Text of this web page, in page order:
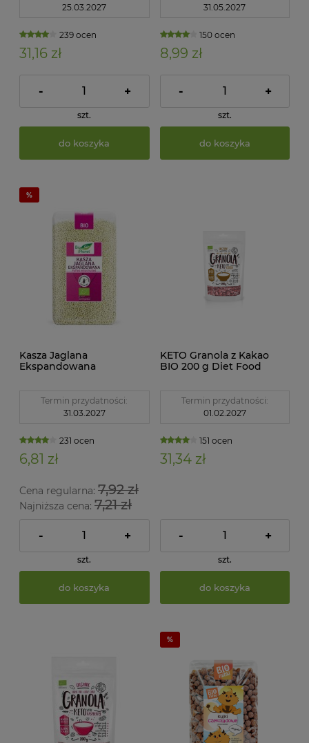
25.03.2027
239 ocen
31,16 zł
- +
szt.
do koszyka
31.05.2027
150 ocen
8,99 zł
- +
szt.
do koszyka
Kasza Jaglana
Ekspandowana
Termin przydatności:
31.03.2027
231 ocen
6,81 zł
Cena regularna: 7,92 zł
Najniższa cena: 7,21 zł
- +
szt.
do koszyka
KETO Granola z Kakao
BIO 200 g Diet Food
Termin przydatności:
01.02.2027
151 ocen
31,34 zł
- +
szt.
do koszyka